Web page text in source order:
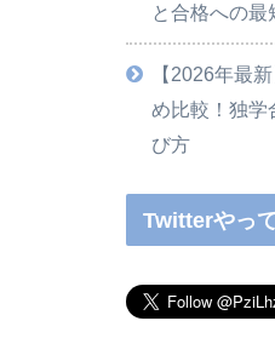
と合格への最
【2026年最
め比較！独学
び方
Twitterやっ